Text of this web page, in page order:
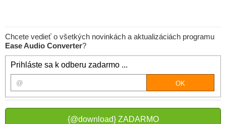
Chcete vedieť o všetkých novinkách a aktualizáciách programu
Ease Audio Converter?
Prihláste sa k odberu zadarmo ...
{@download} ZADARMO